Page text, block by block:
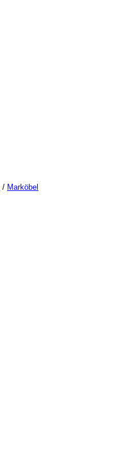
/ Marköbel